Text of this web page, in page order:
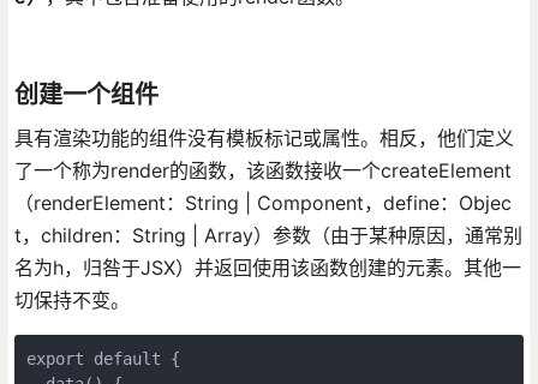
创建一个组件
具有渲染功能的组件没有模板标记或属性。相反，他们定义
了一个称为render的函数，该函数接收一个createElement
（renderElement：String | Component，define：Objec
t，children：String | Array）参数（由于某种原因，通常别
名为h，归咎于JSX）并返回使用该函数创建的元素。其他一
切保持不变。
export default {